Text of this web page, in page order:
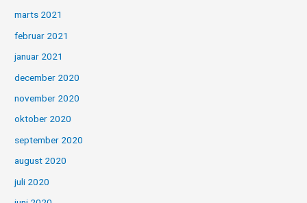
marts 2021
februar 2021
januar 2021
december 2020
november 2020
oktober 2020
september 2020
august 2020
juli 2020